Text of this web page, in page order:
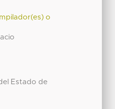
o
Estado de